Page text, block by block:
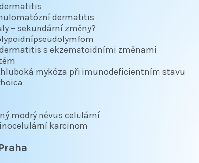
dermatitis
– sekundární změny?
s ekzematoidními změnami
mykóza při imunodeficientním stavu
modrý névus celulární
karcinom